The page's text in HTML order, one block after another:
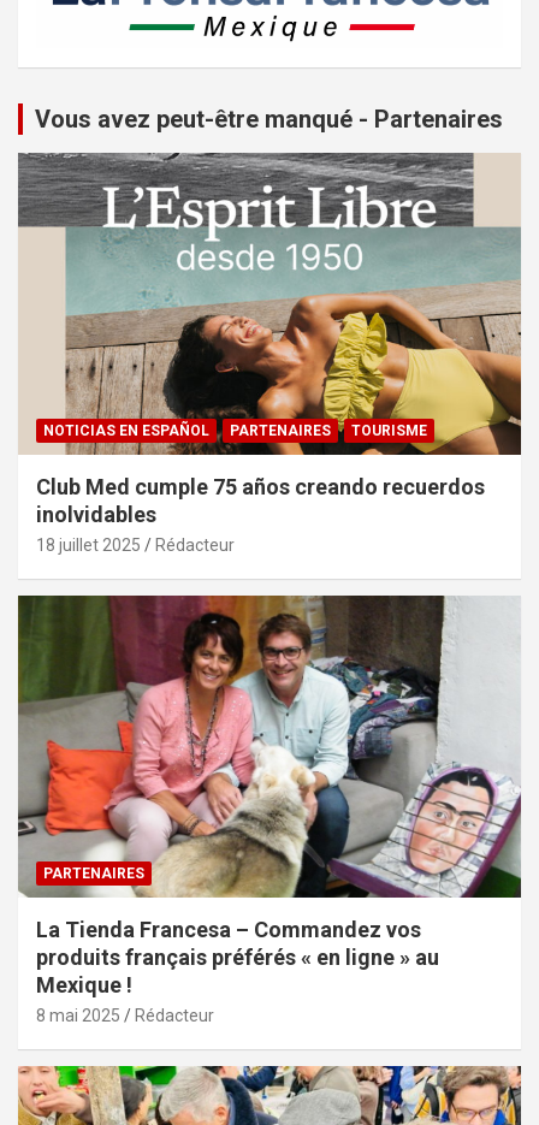
Vous avez peut-être manqué - Partenaires
NOTICIAS EN ESPAÑOL PARTENAIRES TOURISME
Club Med cumple 75 años creando recuerdos
inolvidables
18 juillet 2025 Rédacteur
PARTENAIRES
La Tienda Francesa – Commandez vos
produits français préférés « en ligne » au
Mexique !
8 mai 2025 Rédacteur